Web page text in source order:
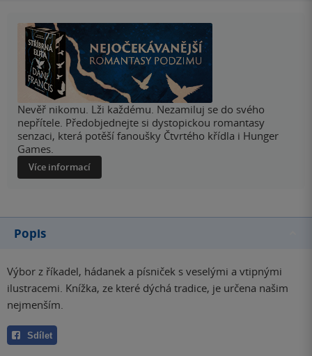
Nevěř nikomu. Lži každému. Nezamiluj se do svého
nepřítele. Předobjednejte si dystopickou romantasy
senzaci, která potěší fanoušky Čtvrtého křídla i Hunger
Games.
Více informací
Popis
Výbor z říkadel, hádanek a písniček s veselými a vtipnými
ilustracemi. Knížka, ze které dýchá tradice, je určena našim
nejmenším.
Sdílet